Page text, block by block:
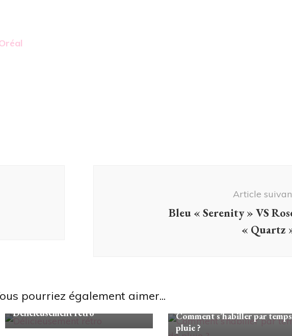
Article
Bleu « Serenity » VS
« Quartz
pourriez également aimer...
Looks/Conseils
Délicieusement rétro
Comment s’habiller par
pluie ?